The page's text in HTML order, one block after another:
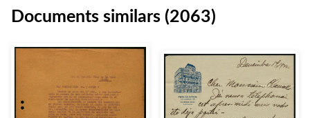
Documents similars (2063)